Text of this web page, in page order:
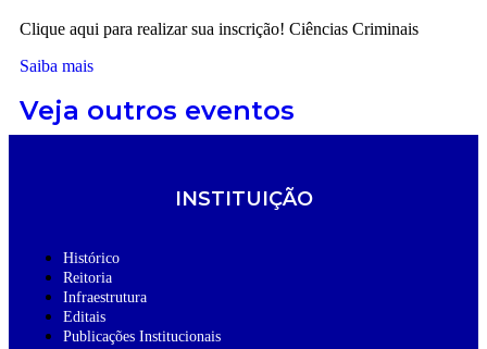
Clique aqui para realizar sua inscrição! Ciências Criminais
Saiba mais
Veja outros eventos
INSTITUIÇÃO
Histórico
Reitoria
Infraestrutura
Editais
Publicações Institucionais